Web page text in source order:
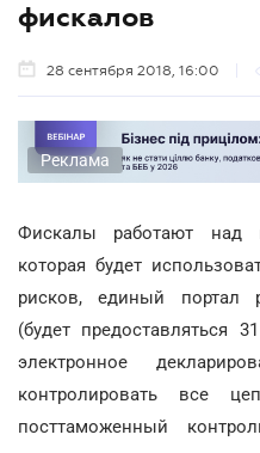
фискалов
28 сентября 2018, 16:00
Реклама
Фискалы работают над
которая будет
рисков, единый портал
(будет предоставляться
электронное
контролировать все
посттаможенный